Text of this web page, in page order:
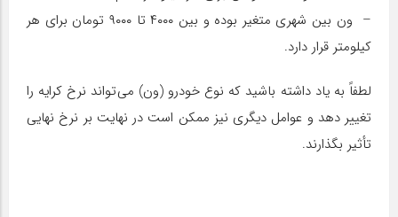
– ون بین شهری متغیر بوده و بین ۴۰۰۰ تا ۹۰۰۰ تومان برای هر
کیلومتر قرار دارد.
لطفاً به یاد داشته باشید که نوع خودرو (ون) می‌تواند نرخ کرایه را
تغییر دهد و عوامل دیگری نیز ممکن است در نهایت بر نرخ نهایی
تأثیر بگذارند.